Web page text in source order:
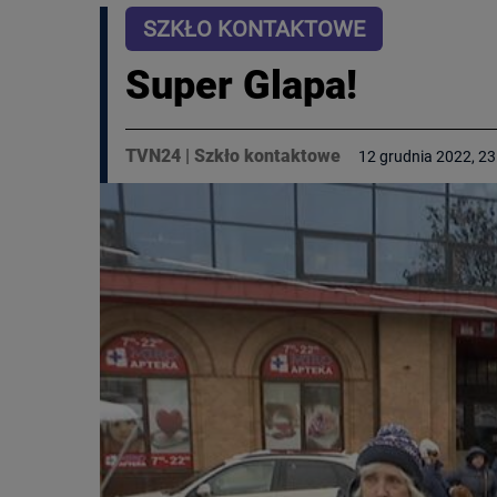
SZKŁO KONTAKTOWE
Super Glapa!
TVN24 | Szkło kontaktowe 12 grudnia 2022,